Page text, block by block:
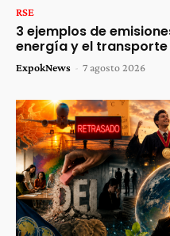
RSE
3 ejemplos de
energía y el transporte
ExpokNews - 7 agosto 2026